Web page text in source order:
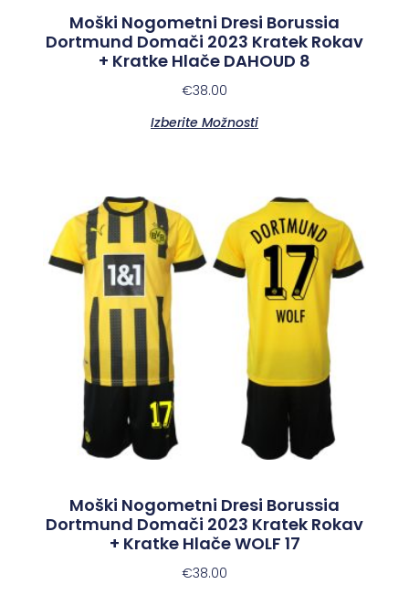
Moški Nogometni Dresi Borussia
Dortmund Domači 2023 Kratek Rokav
+ Kratke Hlače DAHOUD 8
€38.00
Izberite Možnosti
Moški Nogometni Dresi Borussia
Dortmund Domači 2023 Kratek Rokav
+ Kratke Hlače WOLF 17
€38.00